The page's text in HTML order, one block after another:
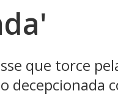
que torce
decepcionada